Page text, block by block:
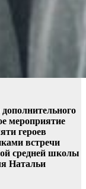
мероприятие
героев
встречи
средней школы
Натальи